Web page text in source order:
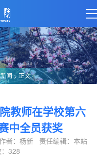
闻> 正文
教师在学校第六
中全员获奖
者：杨新 责任编辑：本站
328